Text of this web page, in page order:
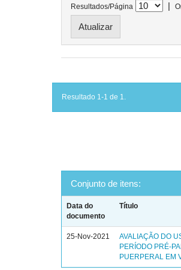
Resultados/Página |
Resultado 1-1 de 1.
Conjunto de itens:
Data do
documento
Título
25-Nov-2021
AVALIAÇÃO DO
PERÍODO PRÉ-
PUERPERAL EM